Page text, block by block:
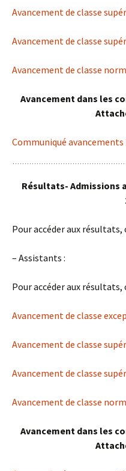
Avancement de classe
Avancement de classe
Avancement de classe
Avancement dans les
Communiqué avancements
Résultats- Admissions
Pour accéder aux résultats,
– Assistants :
Pour accéder aux résultats,
Avancement de classe
Avancement de classe
Avancement de classe
Avancement de classe
Avancement dans les